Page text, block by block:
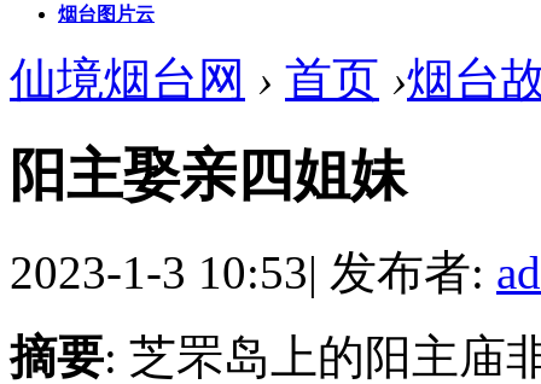
烟台图片云
仙境烟台网 › 首页 ›烟台
阳主娶亲四姐妹
2023-1-3 10:53| 发布者:
摘要: 芝罘岛上的阳主庙